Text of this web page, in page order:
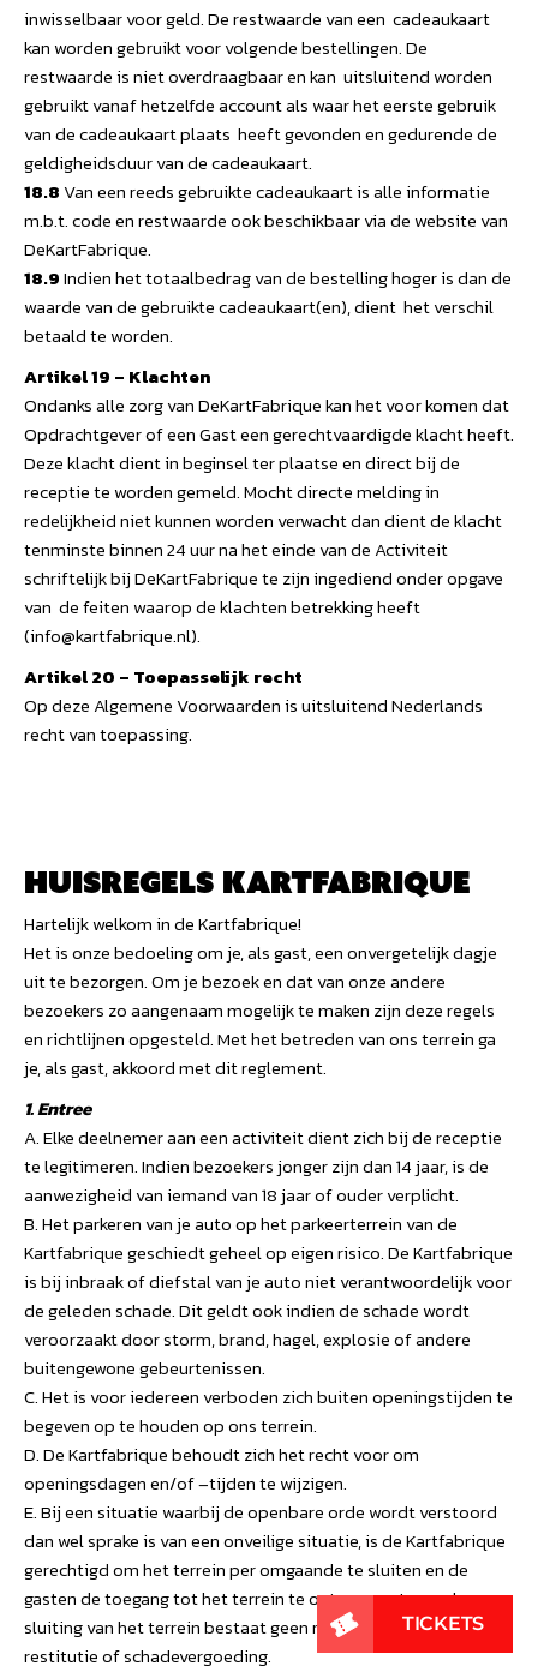
inwisselbaar voor geld. De restwaarde van een cadeaukaart
kan worden gebruikt voor volgende bestellingen. De
restwaarde is niet overdraagbaar en kan uitsluitend worden
gebruikt vanaf hetzelfde account als waar het eerste gebruik
van de cadeaukaart plaats heeft gevonden en gedurende de
geldigheidsduur van de cadeaukaart.
18.8 Van een reeds gebruikte cadeaukaart is alle informatie
m.b.t. code en restwaarde ook beschikbaar via de website van
DeKartFabrique.
18.9Indien het totaalbedrag van de bestelling hoger is dan de
waarde van de gebruikte cadeaukaart(en), dient het verschil
betaald te worden.
Artikel 19 – Klachten
Ondanks alle zorg van DeKartFabrique kan het voor komen dat
Opdrachtgever of een Gast een gerechtvaardigde klacht heeft.
Deze klacht dient in beginsel ter plaatse en direct bij de
receptie te worden gemeld. Mocht directe melding in
redelijkheid niet kunnen worden verwacht dan dient de klacht
tenminste binnen 24 uur na het einde van de Activiteit
schriftelijk bij DeKartFabrique te zijn ingediend onder opgave
van de feiten waarop de klachten betrekking heeft
(info@kartfabrique.nl).
Artikel 20 – Toepasselijk recht
Op deze Algemene Voorwaarden is uitsluitend Nederlands
recht van toepassing.
Huisregels Kartfabrique
Hartelijk welkom in de Kartfabrique!
Het is onze bedoeling om je, als gast, een onvergetelijk dagje
uit te bezorgen. Om je bezoek en dat van onze andere
bezoekers zo aangenaam mogelijk te maken zijn deze regels
en richtlijnen opgesteld. Met het betreden van ons terrein ga
je, als gast, akkoord met dit reglement.
1. Entree
A. Elke deelnemer aan een activiteit dient zich bij de receptie
te legitimeren. Indien bezoekers jonger zijn dan 14 jaar, is de
aanwezigheid van iemand van 18 jaar of ouder verplicht.
B. Het parkeren van je auto op het parkeerterrein van de
Kartfabrique geschiedt geheel op eigen risico. De Kartfabrique
is bij inbraak of diefstal van je auto niet verantwoordelijk voor
de geleden schade. Dit geldt ook indien de schade wordt
veroorzaakt door storm, brand, hagel, explosie of andere
buitengewone gebeurtenissen.
C. Het is voor iedereen verboden zich buiten openingstijden te
begeven op te houden op ons terrein.
D. De Kartfabrique behoudt zich het recht voor om
openingsdagen en/of –tijden te wijzigen.
E. Bij een situatie waarbij de openbare orde wordt verstoord
dan wel sprake is van een onveilige situatie, is de Kartfabrique
gerechtigd om het terrein per omgaande te sluiten en de
gasten de toegang tot het terrein te ontzeggen. In geval van
sluiting van het terrein bestaat geen recht op (gedeeltelijke)
restitutie of schadevergoeding.